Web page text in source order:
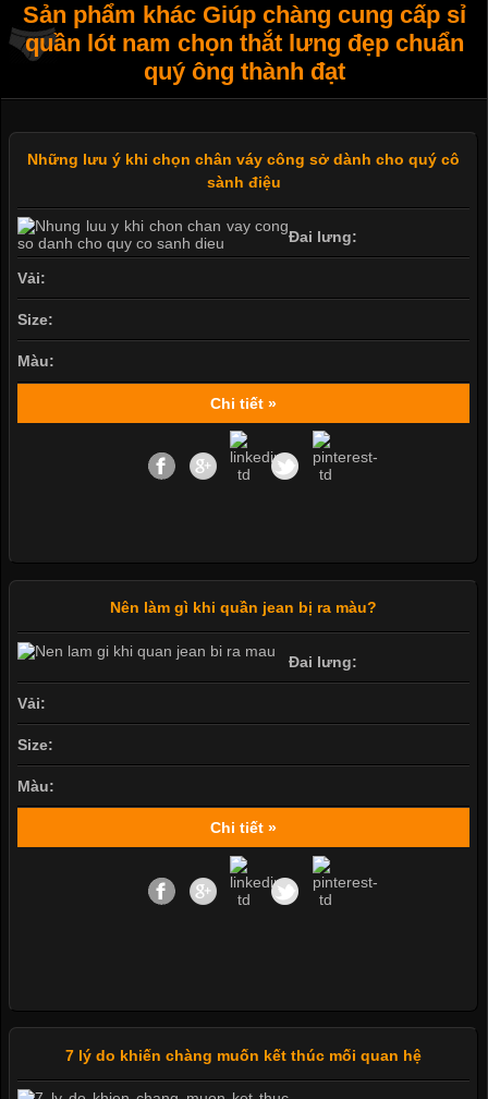
Sản phẩm khác Giúp chàng cung cấp sỉ
quần lót nam chọn thắt lưng đẹp chuẩn
quý ông thành đạt
Những lưu ý khi chọn chân váy công sở dành cho quý cô
sành điệu
Đai lưng:
Vải:
Size:
Màu:
Chi tiết »
Nên làm gì khi quần jean bị ra màu?
Đai lưng:
Vải:
Size:
Màu:
Chi tiết »
7 lý do khiến chàng muốn kết thúc mối quan hệ